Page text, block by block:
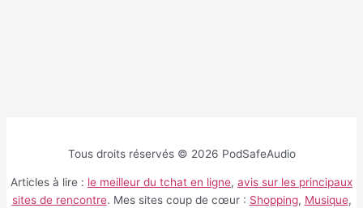
Tous droits réservés © 2026 PodSafeAudio
Articles à lire : le meilleur du tchat en ligne, avis sur les principaux
sites de rencontre. Mes sites coup de cœur : Shopping, Musique,